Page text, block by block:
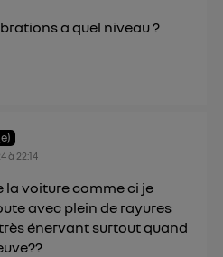
a quel niveau ?
à 22:14
la voiture comme ci je
avec plein de rayures
énervant surtout quand
veuillez consulterla
d'Utiq